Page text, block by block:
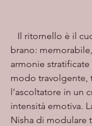
brano:
armonie
modo travolgente,
l’ascoltatore in un
intensità emotiva.
Nisha di modulare